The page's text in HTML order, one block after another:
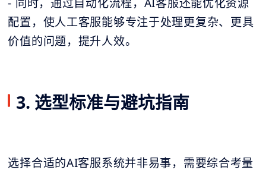
配置，使人工客服能够专注于处理更复杂、更具
价值的问题，提升人效。
3. 选型标准与避坑指南
选择合适的AI客服系统并非易事，需要综合考量